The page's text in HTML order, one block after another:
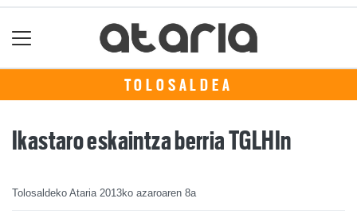
TOLOSALDEA
Ikastaro eskaintza berria TGLHIn
Tolosaldeko Ataria 2013ko azaroaren 8a